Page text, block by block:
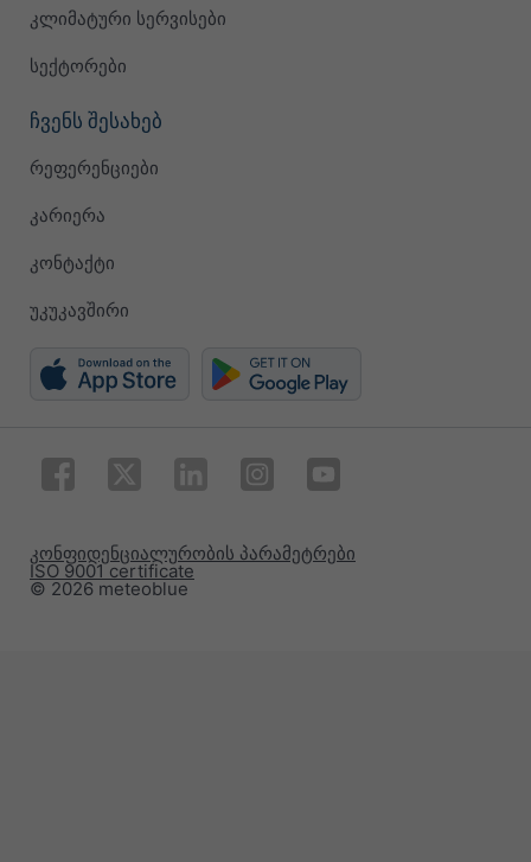
კლიმატური სერვისები
სექტორები
ჩვენს შესახებ
რეფერენციები
კარიერა
კონტაქტი
უკუკავშირი
© 2026 meteoblue
ISO 9001 certificate
კონფიდენციალურობის პარამეტრები